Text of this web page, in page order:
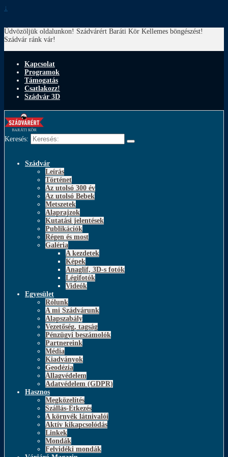
↓
Üdvözöljük oldalunkon! Szádvárért Baráti Kör Kellemes böngészést!
Szádvár ránk vár!
Kapcsolat
Programok
Támogatás
Csatlakozz!
Szádvár 3D
Keresés:
Szádvár
Leírás
Történet
Az utolsó 300 év
Az utolsó Bebek
Metszetek
Alaprajzok
Kutatási jelentések
Publikációk
Régen és most
Galéria
A kezdetek
Képek
Anaglif, 3D-s fotók
Légifotók
Videók
Egyesület
Rólunk
A mi Szádvárunk
Alapszabály
Vezetőség, tagság
Pénzügyi beszámolók
Partnereink
Média
Kiadványok
Geodézia
Állagvédelem
Adatvédelem (GDPR)
Hasznos
Megközelítés
Szállás-Étkezés
A környék látnivalói
Aktív kikapcsolódás
Linkek
Mondák
Felvidéki mondák